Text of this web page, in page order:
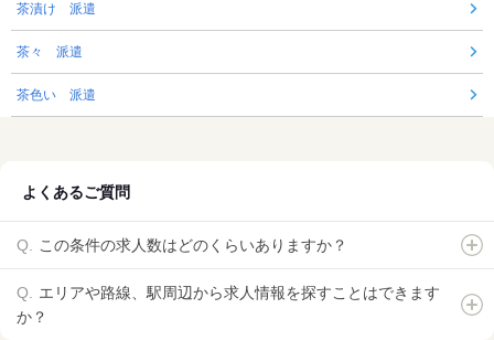
茶漬け 派遣
茶々 派遣
茶色い 派遣
よくあるご質問
この条件の求人数はどのくらいありますか？
エリアや路線、駅周辺から求人情報を探すことはできます
か？